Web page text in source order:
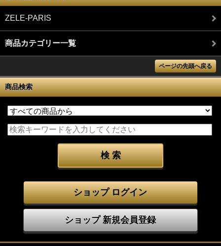
ZELE-PARIS
商品カテゴリー一覧
ページの先頭へ戻る
商品検索
ショップ ログイン
ショップ 新規会員登録